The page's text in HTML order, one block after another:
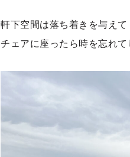
軒下空間は落ち着きを与えて
チェアに座ったら時を忘れて